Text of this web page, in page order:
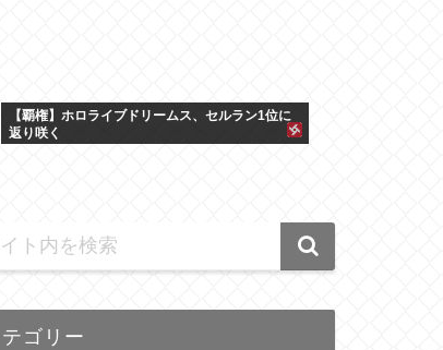
【覇権】ホロライブドリームス、セルラン1位に
返り咲く
ゴリー